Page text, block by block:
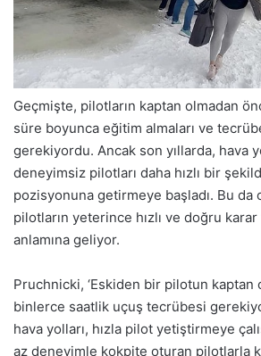
Geçmişte, pilotların kaptan olmadan
süre boyunca eğitim almaları ve
gerekiyordu. Ancak son yıllarda, hava
deneyimsiz pilotları daha hızlı bir
pozisyonuna getirmeye başladı. Bu da
pilotların yeterince hızlı ve doğru
anlamına geliyor.
Pruchnicki, ‘Eskiden bir pilotun kaptan
binlerce saatlik uçuş tecrübesi
hava yolları, hızla pilot yetiştirmeye
az deneyimle kokpite oturan pilotlarla